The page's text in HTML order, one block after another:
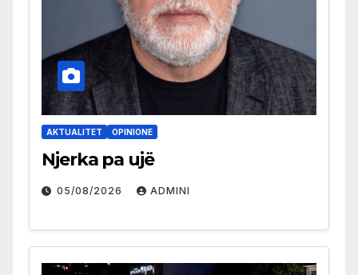
AKTUALITET OPINIONE
Njerka pa ujë
05/08/2026 ADMINI